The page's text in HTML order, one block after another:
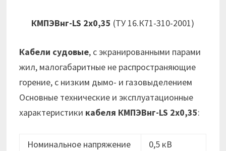
КМПЭВнг-LS 2х0,35 (ТУ 16.К71-310-2001)
Кабели судовые, с экранированными парами
жил, малогабаритные не распространяющие
горение, с низким дымо- и газовыделением
Основные технические и эксплуатационные
характеристики кабеля КМПЭВнг-LS 2х0,35:
Номинальное напряжение
0,5 кВ